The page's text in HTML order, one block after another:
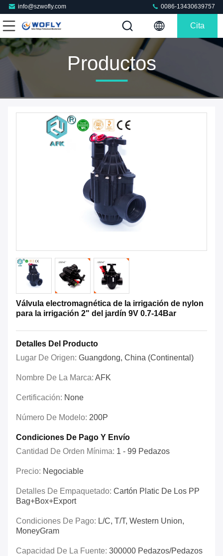
info@szwofly.com 0086-13430639757
Cita
Productos
Válvula electromagnética de la irrigación de nylon
para la irrigación 2" del jardín 9V 0.7-14Bar
Detalles Del Producto
Lugar De Origen: Guangdong, China (Continental)
Nombre De La Marca: AFK
Certificación: None
Número De Modelo: 200P
Condiciones De Pago Y Envío
Cantidad De Orden Mínima: 1 - 99 Pedazos
Precio: Negociable
Detalles De Empaquetado: Cartón Platic De Los PP
Bag+box+export
Condiciones De Pago: L/C, T/T, Western Union,
MoneyGram
Capacidad De La Fuente: 300000 Pedazos/pedazos